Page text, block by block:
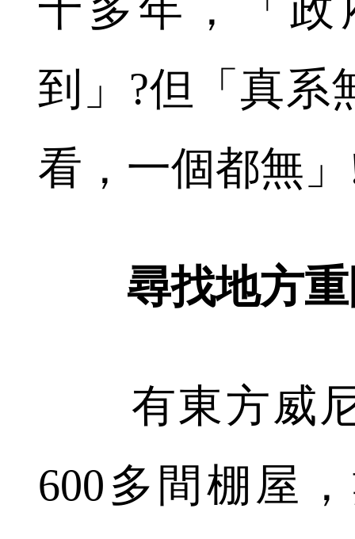
十多年，「
到」?但「真系
看，一個都無
尋找地方
有東方威尼
600多間棚屋